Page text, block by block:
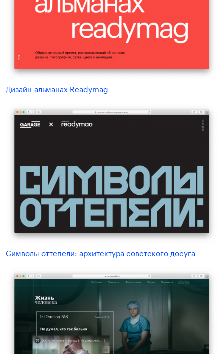
Дизайн-альманах Readymag
Символы оттепели: архитектура советского досуга